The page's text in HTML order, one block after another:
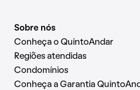
Sobre nós
Conheça o QuintoAndar
Regiões atendidas
Condomínios
Conheça a Garantia